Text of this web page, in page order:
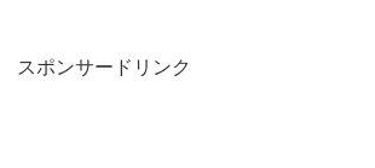
スポンサードリンク